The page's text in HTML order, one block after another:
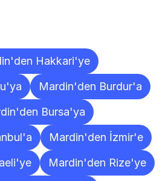
Hakkari'ye
Mardin'den Burdur'a
Bursa'ya
Mardin'den İzmir'e
Mardin'den Rize'ye